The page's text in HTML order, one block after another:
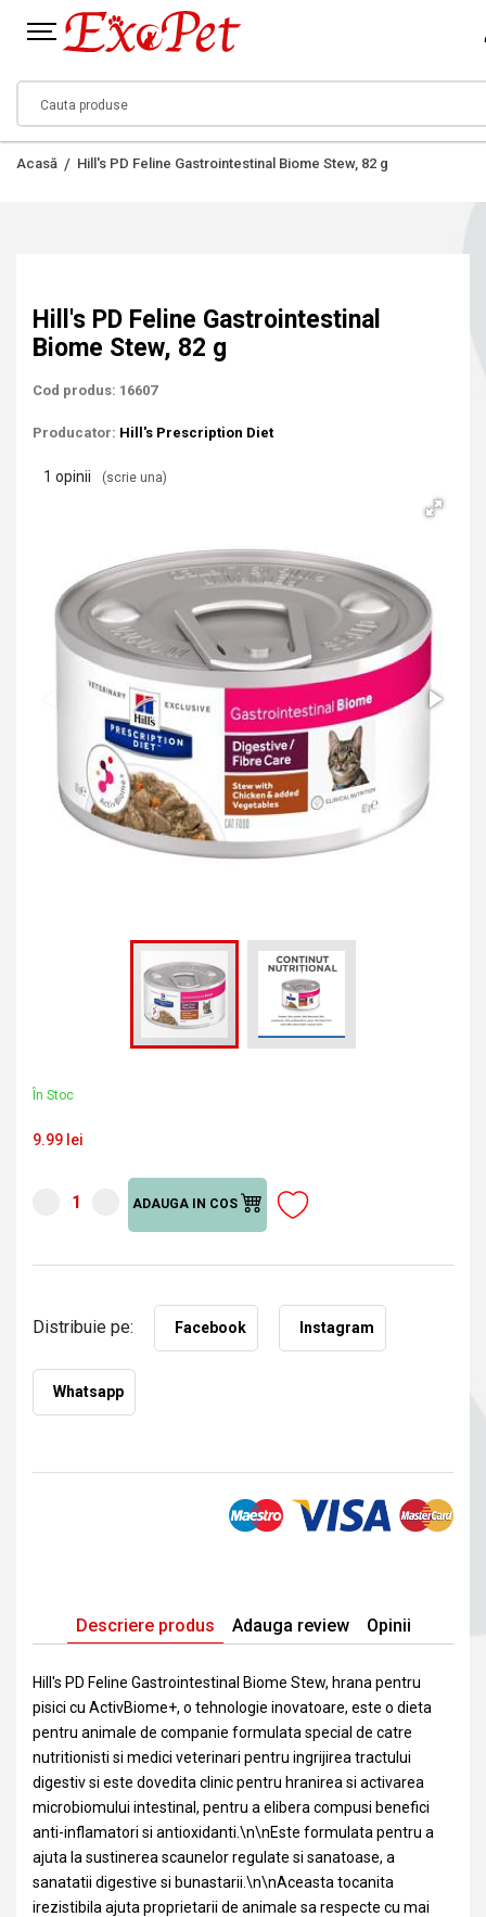
Acasă Hill's PD Feline Gastrointestinal Biome Stew, 82 g
Descriere produs Adauga review Opinii
Hill's PD Feline Gastrointestinal Biome Stew,​ hrana pentru
pisici cu ActivBiome+, o tehnologie inovatoare, este o dieta
pentru animale de companie formulata special de catre
nutritionisti si medici veterinari pentru ingrijirea tractului
digestiv si este dovedita clinic pentru hranirea si activarea
microbiomului intestinal, pentru a elibera compusi benefici
anti-inflamatori si antioxidanti.\n\nEste formulata pentru a
ajuta la sustinerea scaunelor regulate si sanatoase, a
sanatatii digestive si bunastarii.\n\nAceasta tocanita
irezistibila ajuta proprietarii de animale sa respecte cu mai
Hill's PD Feline Gastrointestinal
Biome Stew, 82 g
Cod produs: 16607
Producator: Hill's Prescription Diet
1 opinii (scrie una)
În Stoc
9.99 lei
ADAUGA IN COS
Distribuie pe: Facebook Instagram
Whatsapp